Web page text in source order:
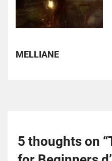
MELLIANE
5 thoughts on “